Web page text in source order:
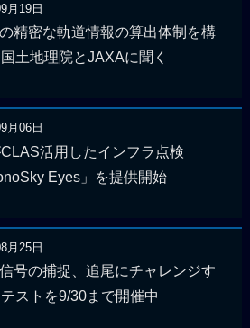
月19日
精密な軌道情報の算出体制を構
土地理院とJAXAに聞く
月06日
活用したインフラ点検
Eyes」を提供開始
月25日
号の捕捉、追尾にチャレンジす
ストを9/30まで開催中